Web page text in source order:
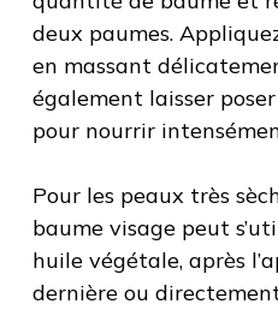
deux paumes.
en massant
également laisser
pour nourrir
Pour les peaux très
baume visage peut
huile végétale, après
dernière ou